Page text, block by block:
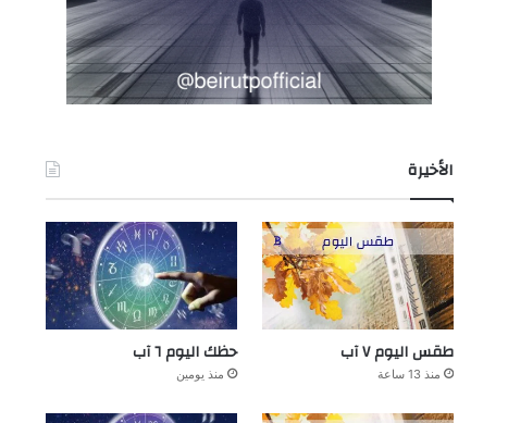
الأخيرة
طقس اليوم ٧ آب
منذ 13 ساعة
حظك اليوم ٦ آب
منذ يومين